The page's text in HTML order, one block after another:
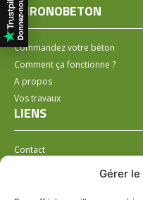
Gérer
CHRONOBETON
Commandez votre béton
Comment ça fonctionne ?
A propos
Vos travaux
LIENS
Contact